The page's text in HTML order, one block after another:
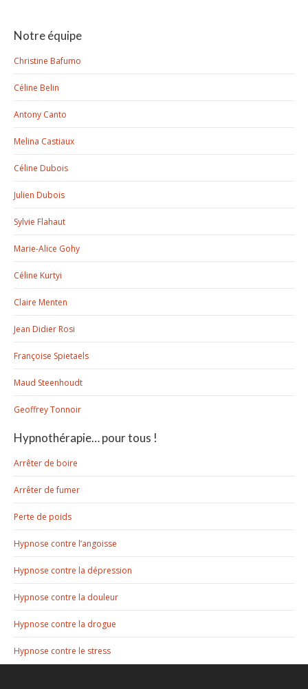
Notre équipe
Christine Bafumo
Céline Belin
Antony Canto
Melina Castiaux
Céline Dubois
Julien Dubois
Sylvie Flahaut
Marie-Alice Gohy
Céline Kurtyi
Claire Menten
Jean Didier Rosi
Françoise Spietaels
Maud Steenhoudt
Geoffrey Tonnoir
Hypnothérapie… pour tous !
Arrêter de boire
Arrêter de fumer
Perte de poids
Hypnose contre l’angoisse
Hypnose contre la dépression
Hypnose contre la douleur
Hypnose contre la drogue
Hypnose contre le stress